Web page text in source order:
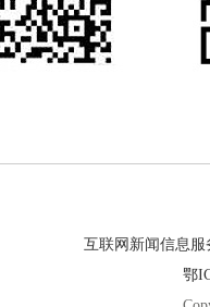
互联网新闻信息服
鄂